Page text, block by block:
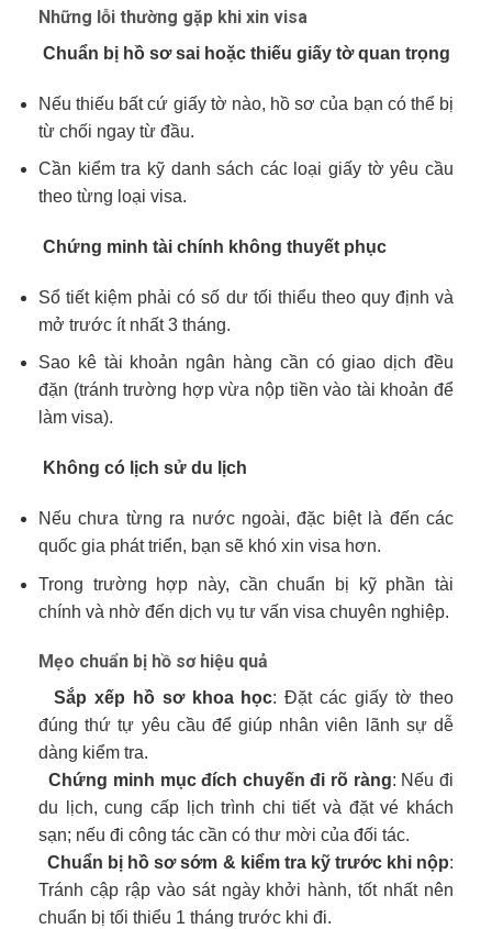
Những lỗi thường gặp khi xin visa
Chuẩn bị hồ sơ sai hoặc thiếu giấy tờ quan trọng
Nếu thiếu bất cứ giấy tờ nào, hồ sơ của bạn có thể bị
từ chối ngay từ đầu.
Cần kiểm tra kỹ danh sách các loại giấy tờ yêu cầu
theo từng loại visa.
Chứng minh tài chính không thuyết phục
Sổ tiết kiệm phải có số dư tối thiểu theo quy định và
mở trước ít nhất 3 tháng.
Sao kê tài khoản ngân hàng cần có giao dịch đều
đặn (tránh trường hợp vừa nộp tiền vào tài khoản để
làm visa).
Không có lịch sử du lịch
Nếu chưa từng ra nước ngoài, đặc biệt là đến các
quốc gia phát triển, bạn sẽ khó xin visa hơn.
Trong trường hợp này, cần chuẩn bị kỹ phần tài
chính và nhờ đến dịch vụ tư vấn visa chuyên nghiệp.
Mẹo chuẩn bị hồ sơ hiệu quả
Sắp xếp hồ sơ khoa học: Đặt các giấy tờ theo
đúng thứ tự yêu cầu để giúp nhân viên lãnh sự dễ
dàng kiểm tra.
Chứng minh mục đích chuyến đi rõ ràng: Nếu đi
du lịch, cung cấp lịch trình chi tiết và đặt vé khách
sạn; nếu đi công tác cần có thư mời của đối tác.
Chuẩn bị hồ sơ sớm & kiểm tra kỹ trước khi nộp:
Tránh cập rập vào sát ngày khởi hành, tốt nhất nên
chuẩn bị tối thiểu 1 tháng trước khi đi.